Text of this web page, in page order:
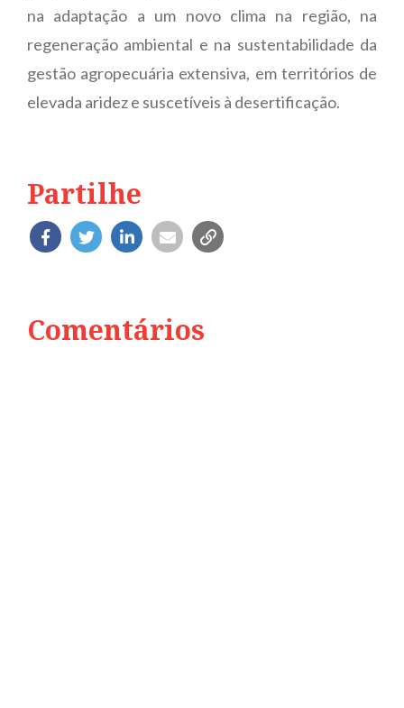
na adaptação a um novo clima na região, na
regeneração ambiental e na sustentabilidade da
gestão agropecuária extensiva, em territórios de
elevada aridez e suscetíveis à desertificação.
Partilhe
Comentários